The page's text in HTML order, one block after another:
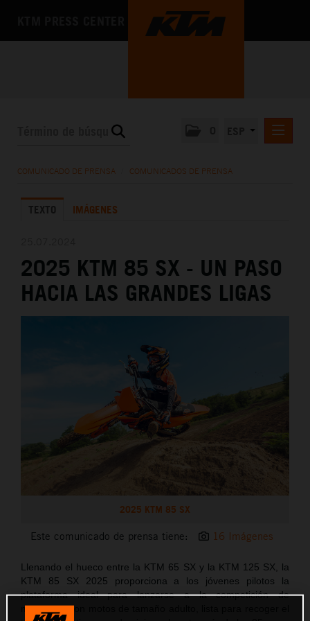
LA EMPRESA
COMUNICADO DE PRENSA COMUNICADOS DE PRENSA
TEXTO IMÁGENES
2025 KTM 85 SX - UN PASO
HACIA LAS GRANDES LIGAS
2025 KTM 85 SX
Este comunicado de prensa tiene: 16 Imágenes
Llenando el hueco entre la KTM 65 SX y la KTM 125 SX, la
KTM 85 SX 2025 proporciona a los jóvenes pilotos la
plataforma ideal para lanzarse a la competición de
motocross con motos de tamaño adulto, lista para recoger el